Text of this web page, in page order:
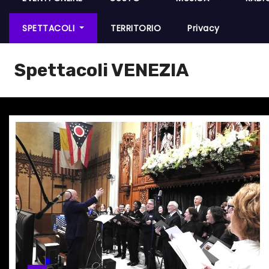
SPETTACOLI TERRITORIO Privacy
Spettacoli VENEZIA